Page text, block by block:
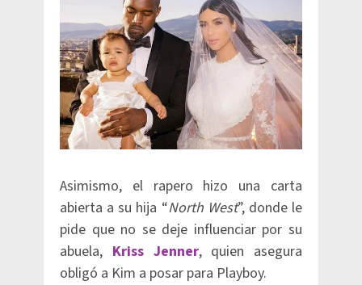
Asimismo, el rapero hizo una carta
abierta a su hija “North West”, donde le
pide que no se deje influenciar por su
abuela, Kriss Jenner, quien asegura
obligó a Kim a posar para Playboy.